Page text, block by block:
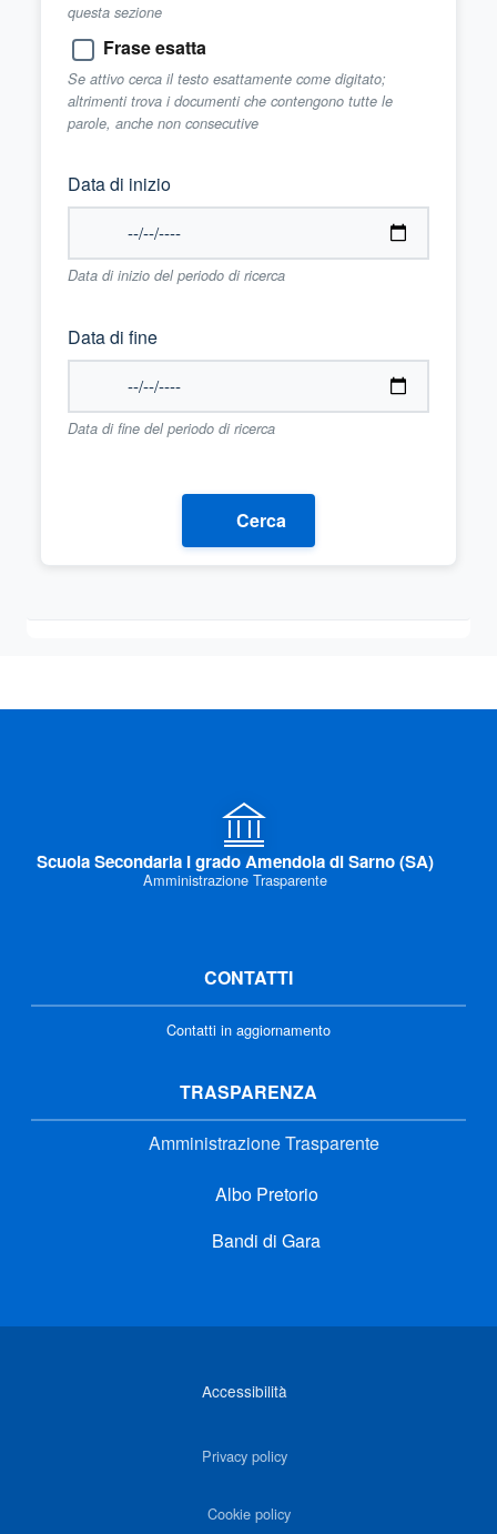
questa sezione
Frase esatta
Se attivo cerca il testo esattamente come digitato;
altrimenti trova i documenti che contengono tutte le
parole, anche non consecutive
Data di inizio
Data di inizio del periodo di ricerca
Data di fine
Data di fine del periodo di ricerca
Cerca
Scuola Secondaria I grado Amendola di Sarno (SA)
Amministrazione Trasparente
CONTATTI
Contatti in aggiornamento
TRASPARENZA
Amministrazione Trasparente
Albo Pretorio
Bandi di Gara
Accessibilità
Privacy policy
Cookie policy